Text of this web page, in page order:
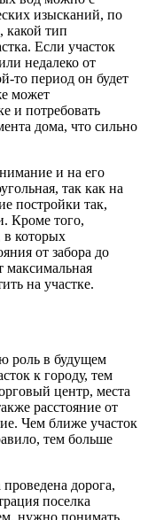
изысканий, по
какой тип
Если участок
недалеко от
то период он будет
может
и потребовать
дома, что сильно
и на его
так как на
постройки так,
Кроме того,
которых
от забора до
максимальная
на участке.
роль в будущем
к городу, тем
центр, места
расстояние от
Чем ближе участок
тем больше
дорога,
поселка
нужно понимать,